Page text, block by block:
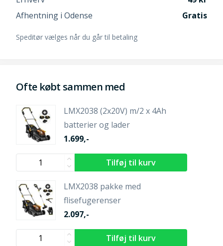
Afhentning i Odense
Gratis
Speditør vælges når du går til betaling
Ofte købt sammen med
LMX2038 (2x20V) m/2 x 4Ah
batterier og lader
1.699,-
LMX2038 pakke med
flisefugerenser
2.097,-